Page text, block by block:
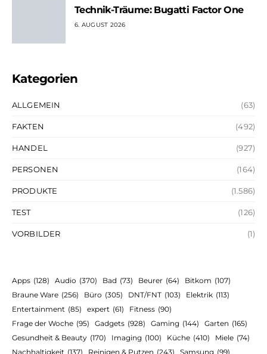
Technik-Träume: Bugatti Factor One
6. AUGUST 2026
Kategorien
ALLGEMEIN (63)
FAKTEN (492)
HANDEL (927)
PERSONEN (164)
PRODUKTE (1.586)
TEST (126)
VORBILDER (1)
Apps (128) Audio (370) Bad (73) Beurer (64) Bitkom (107)
Braune Ware (256) Büro (305) DNT/FNT (103) Elektrik (113)
Entertainment (85) expert (61) Fitness (90)
Frage der Woche (95) Gadgets (928) Gaming (144) Garten (165)
Gesundheit & Beauty (170) Imaging (100) Küche (410) Miele (74)
Nachhaltigkeit (137) Reinigen & Putzen (243) Samsung (99)